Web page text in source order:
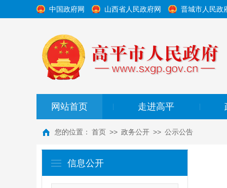
中国政府网 山西省人民政府网 晋城市人民政
网站首页 走进高平
您的位置： 首页 >> 政务公开 >> 公示公告
信息公开